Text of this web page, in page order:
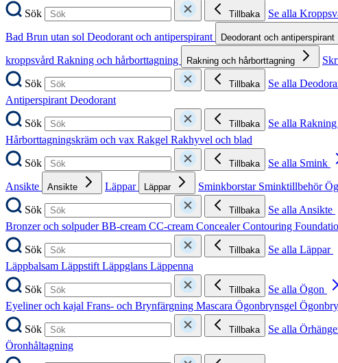
Sök
Tillbaka
Se alla
Bad Brun utan sol Deodorant och antiperspirant Deodorant och antiperspirant
kroppsvård Rakning och hårborttagning Rakning och hårborttagning
Sök
Tillbaka
Se alla
Antiperspirant Deodorant
Sök
Tillbaka
Se alla
Hårborttagningskräm och vax Rakgel Rakhyvel och blad
Sök
Tillbaka
Se alla Smink
Ansikte
Ansikte Läppar Läppar Sminkborstar Sminktillbehör
Sök Tillbaka
Se alla Ansikte
Bronzer och solpuderBB-cream CC-cream ConcealerContouring
Sök
Tillbaka
Se alla Läppar
Läppbalsam Läppstift Läppglans Läppenna
Sök
Tillbaka
Se alla Ögon
Eyeliner och kajal Frans- och Brynfärgning Mascara Ögonbrynsgel
Sök
Tillbaka
Se alla
Öronhåltagning